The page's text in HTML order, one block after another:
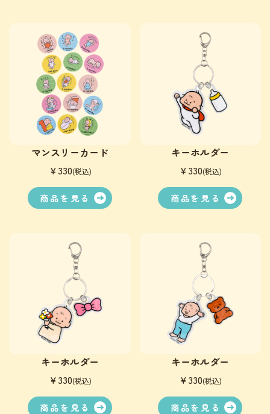
マンスリーカード
￥330(税込)
商品を見る
キーホルダー
￥330(税込)
商品を見る
キーホルダー
￥330(税込)
商品を見る
キーホルダー
￥330(税込)
商品を見る